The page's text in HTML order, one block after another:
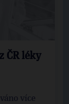
ČR léky
více